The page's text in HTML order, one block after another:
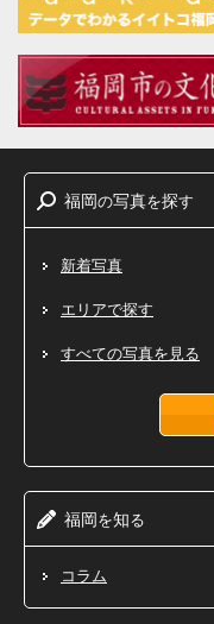
福岡の写真を探す
新着写真
エリアで探す
すべての写真を見る
福岡を知る
コラム